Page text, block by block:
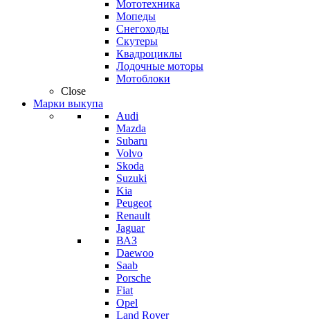
Мототехника
Мопеды
Снегоходы
Скутеры
Квадроциклы
Лодочные моторы
Мотоблоки
Close
Марки выкупа
Audi
Mazda
Subaru
Volvo
Skoda
Suzuki
Kia
Peugeot
Renault
Jaguar
ВАЗ
Daewoo
Saab
Porsche
Fiat
Opel
Land Rover